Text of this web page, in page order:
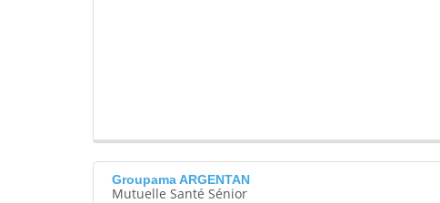
Groupama ARGENTAN
Mutuelle Santé Sénior